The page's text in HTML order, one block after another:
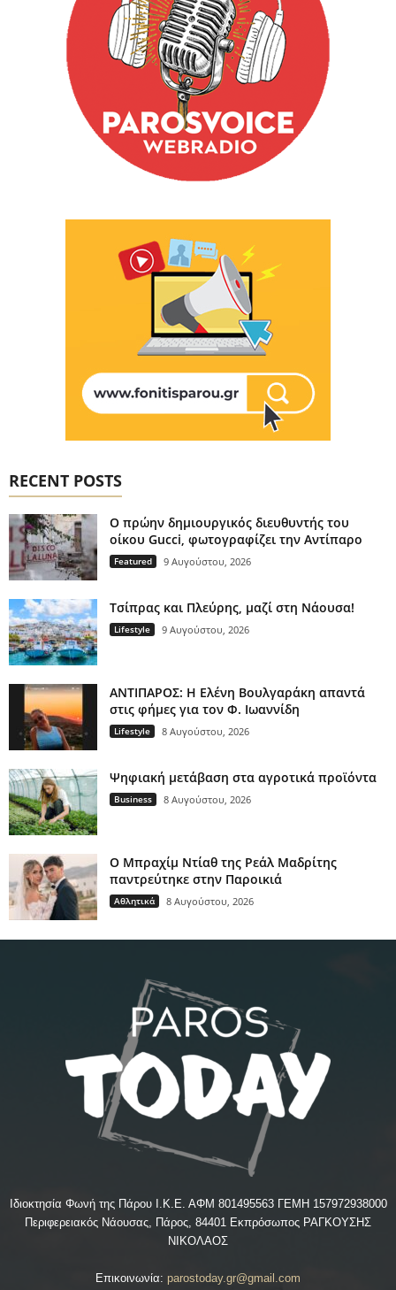
RECENT POSTS
Ο πρώην δημιουργικός διευθυντής του
οίκου Gucci, φωτογραφίζει την Αντίπαρο
Featured 9 Αυγούστου, 2026
Τσίπρας και Πλεύρης, μαζί στη Νάουσα!
Lifestyle 9 Αυγούστου, 2026
ΑΝΤΙΠΑΡΟΣ: Η Ελένη Βουλγαράκη απαντά
στις φήμες για τον Φ. Ιωαννίδη
Lifestyle 8 Αυγούστου, 2026
Ψηφιακή μετάβαση στα αγροτικά προϊόντα
Business 8 Αυγούστου, 2026
Ο Μπραχίμ Ντίαθ της Ρεάλ Μαδρίτης
παντρεύτηκε στην Παροικιά
Αθλητικά 8 Αυγούστου, 2026
Ιδιοκτησία Φωνή της Πάρου Ι.Κ.Ε. ΑΦΜ 801495563 ΓΕΜΗ 157972938000
Περιφερειακός Νάουσας, Πάρος, 84401 Εκπρόσωπος ΡΑΓΚΟΥΣΗΣ
ΝΙΚΟΛΑΟΣ
Επικοινωνία: parostoday.gr@gmail.com